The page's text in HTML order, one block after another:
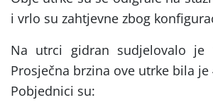
i vrlo su zahtjevne zbog
Na utrci gidran sudjelovalo je
Prosječna brzina ove utrke bila je
Pobjednici su: